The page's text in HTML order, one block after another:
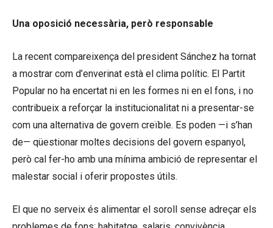
Una oposició necessària, però responsable
La recent compareixença del president Sánchez ha tornat
a mostrar com d’enverinat està el clima polític. El Partit
Popular no ha encertat ni en les formes ni en el fons, i no
contribueix a reforçar la institucionalitat ni a presentar-se
com una alternativa de govern creïble. Es poden —i s’han
de— qüestionar moltes decisions del govern espanyol,
però cal fer-ho amb una mínima ambició de representar el
malestar social i oferir propostes útils.
El que no serveix és alimentar el soroll sense adreçar els